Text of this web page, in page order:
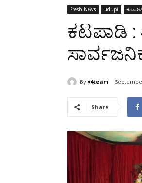
Fresh News udupi ಕರಾವಳಿ
ಕಟಪಾಡಿ :
By v4team
Share